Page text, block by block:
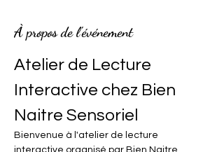
À propos de l'événement
Atelier de Lecture
Interactive chez Bien
Naitre Sensoriel
Bienvenue à l'atelier de lecture